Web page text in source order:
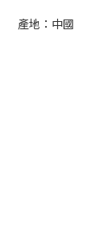
產地：中國